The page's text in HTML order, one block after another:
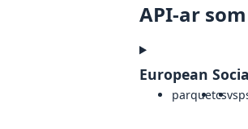
API-ar
European
parquetcsv